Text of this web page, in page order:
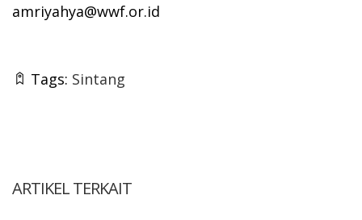
amriyahya@wwf.or.id
Tags: Sintang
ARTIKEL TERKAIT